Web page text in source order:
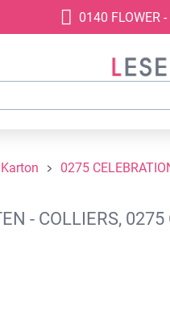
0140 FLOWER
0275
- COLLIERS,